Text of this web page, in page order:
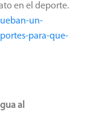
en el deporte.
un-
para-que-
al